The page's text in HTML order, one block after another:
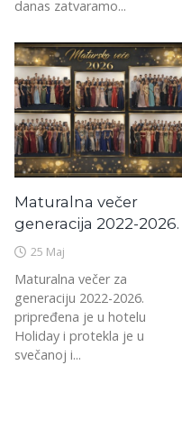
danas zatvaramo...
Maturalna večer
generacija 2022-2026.
25 Maj
Maturalna večer za
generaciju 2022-2026.
pripređena je u hotelu
Holiday i protekla je u
svečanoj i...